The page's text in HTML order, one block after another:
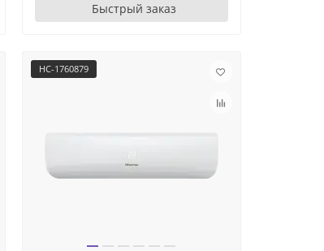
Быстрый заказ
НС-1760879